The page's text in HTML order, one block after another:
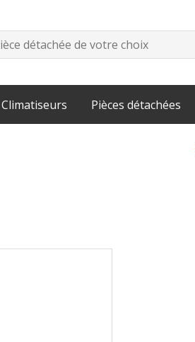
Climatiseurs Pièces détachées